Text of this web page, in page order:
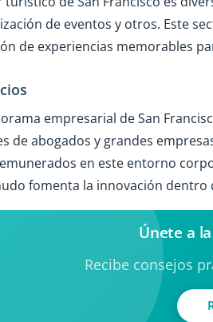
de eventos y otros. Este
de experiencias memorables
empresarial de San
de abogados y grandes
en este entorno
fomenta la innovación dentro
Únete a
Recibe consejos